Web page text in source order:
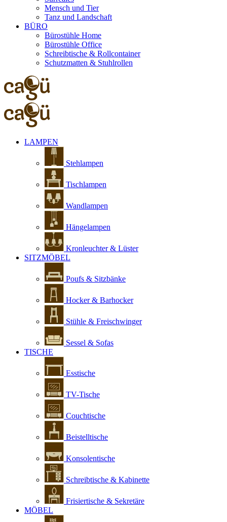
Mensch und Tier
Tanz und Landschaft
BÜRO
Bürostühle Home
Bürostühle Office
Schreibtische & Rollcontainer
Schutzmatten & Stuhlrollen
LAMPEN
Stehlampen
Tischlampen
Wandlampen
Hängelampen
Kronleuchter & Lüster
SITZMÖBEL
Poufs & Sitzbänke
Hocker & Barhocker
Stühle & Freischwinger
Sessel & Sofas
TISCHE
Esstische
TV-Tische
Couchtische
Beistelltische
Konsolentische
Schreibtische & Kabinette
Frisiertische & Sekretäre
MÖBEL